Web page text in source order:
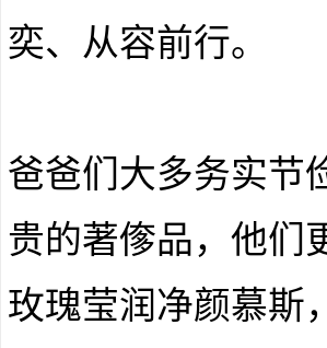
奕、从容前行。
爸爸们大多务实节
贵的著偧品，他们
玫瑰莹润净颜慕斯